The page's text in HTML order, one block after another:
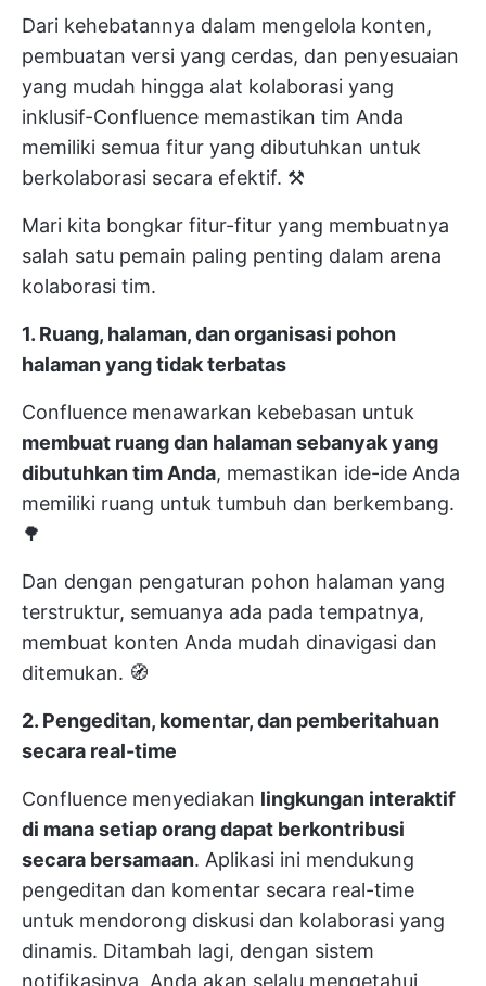
Dari kehebatannya dalam mengelola konten,
pembuatan versi yang cerdas, dan penyesuaian
yang mudah hingga alat kolaborasi yang
inklusif-Confluence memastikan tim Anda
memiliki semua fitur yang dibutuhkan untuk
berkolaborasi secara efektif. ⚒️
Mari kita bongkar fitur-fitur yang membuatnya
salah satu pemain paling penting dalam arena
kolaborasi tim.
1. Ruang, halaman, dan organisasi pohon
halaman yang tidak terbatas
Confluence menawarkan kebebasan untuk
membuat ruang dan halaman sebanyak yang
dibutuhkan tim Anda, memastikan ide-ide Anda
memiliki ruang untuk tumbuh dan berkembang.
🌳
Dan dengan pengaturan pohon halaman yang
terstruktur, semuanya ada pada tempatnya,
membuat konten Anda mudah dinavigasi dan
ditemukan. 🧭
2. Pengeditan, komentar, dan pemberitahuan
secara real-time
Confluence menyediakan lingkungan interaktif
di mana setiap orang dapat berkontribusi
secara bersamaan. Aplikasi ini mendukung
pengeditan dan komentar secara real-time
untuk mendorong diskusi dan kolaborasi yang
dinamis. Ditambah lagi, dengan sistem
notifikasinya, Anda akan selalu mengetahui